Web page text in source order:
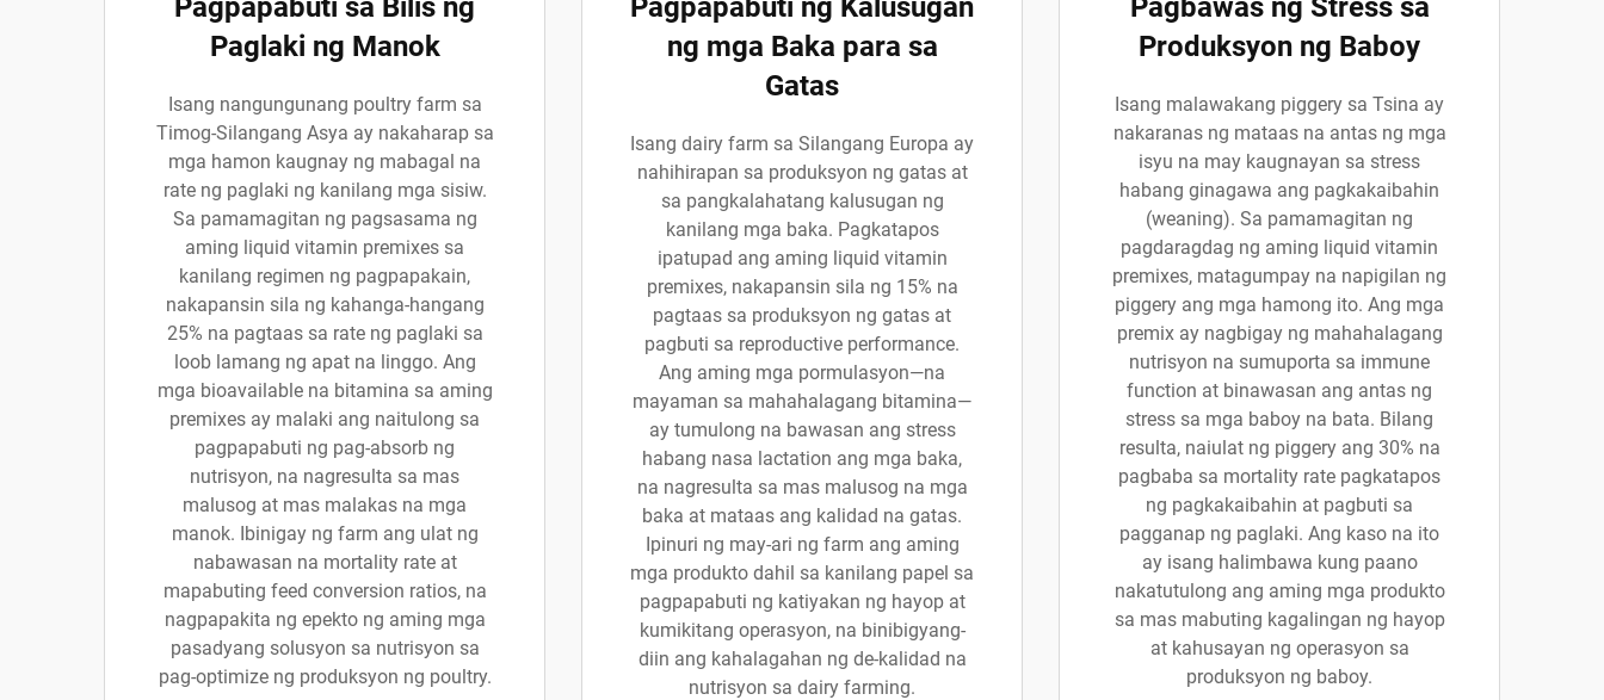
Pagpapabuti sa Bilis ng
Paglaki ng Manok
Isang nangungunang poultry farm sa
Timog-Silangang Asya ay nakaharap sa
mga hamon kaugnay ng mabagal na
rate ng paglaki ng kanilang mga sisiw.
Sa pamamagitan ng pagsasama ng
aming liquid vitamin premixes sa
kanilang regimen ng pagpapakain,
nakapansin sila ng kahanga-hangang
25% na pagtaas sa rate ng paglaki sa
loob lamang ng apat na linggo. Ang
mga bioavailable na bitamina sa aming
premixes ay malaki ang naitulong sa
pagpapabuti ng pag-absorb ng
nutrisyon, na nagresulta sa mas
malusog at mas malakas na mga
manok. Ibinigay ng farm ang ulat ng
nabawasan na mortality rate at
mapabuting feed conversion ratios, na
nagpapakita ng epekto ng aming mga
pasadyang solusyon sa nutrisyon sa
pag-optimize ng produksyon ng poultry.
Pagpapabuti ng Kalusugan
ng mga Baka para sa
Gatas
Isang dairy farm sa Silangang Europa ay
nahihirapan sa produksyon ng gatas at
sa pangkalahatang kalusugan ng
kanilang mga baka. Pagkatapos
ipatupad ang aming liquid vitamin
premixes, nakapansin sila ng 15% na
pagtaas sa produksyon ng gatas at
pagbuti sa reproductive performance.
Ang aming mga pormulasyon—na
mayaman sa mahahalagang bitamina—
ay tumulong na bawasan ang stress
habang nasa lactation ang mga baka,
na nagresulta sa mas malusog na mga
baka at mataas ang kalidad na gatas.
Ipinuri ng may-ari ng farm ang aming
mga produkto dahil sa kanilang papel sa
pagpapabuti ng katiyakan ng hayop at
kumikitang operasyon, na binibigyang-
diin ang kahalagahan ng de-kalidad na
nutrisyon sa dairy farming.
Pagbawas ng Stress sa
Produksyon ng Baboy
Isang malawakang piggery sa Tsina ay
nakaranas ng mataas na antas ng mga
isyu na may kaugnayan sa stress
habang ginagawa ang pagkakaibahin
(weaning). Sa pamamagitan ng
pagdaragdag ng aming liquid vitamin
premixes, matagumpay na napigilan ng
piggery ang mga hamong ito. Ang mga
premix ay nagbigay ng mahahalagang
nutrisyon na sumuporta sa immune
function at binawasan ang antas ng
stress sa mga baboy na bata. Bilang
resulta, naiulat ng piggery ang 30% na
pagbaba sa mortality rate pagkatapos
ng pagkakaibahin at pagbuti sa
pagganap ng paglaki. Ang kaso na ito
ay isang halimbawa kung paano
nakatutulong ang aming mga produkto
sa mas mabuting kagalingan ng hayop
at kahusayan ng operasyon sa
produksyon ng baboy.